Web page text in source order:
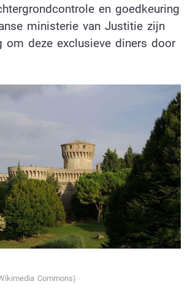
en goedkeuring
ministerie van Justitie zijn
om deze exclusieve diners door
Commons)